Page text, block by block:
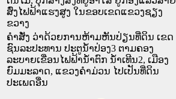
ສົ່ງໄຟຟ້າແຮງສູງ ໃນຂອບເຂດແຂວງຊຽງ
ຂວາງ
ຄຳສັ່ງ ວ່າດ້ວຍການຫ້າມຫັນປ່ຽນທີ່ດິນ ເຂດ
ຊົນລະປະທານ ປະຕູນ້ຳປ່ອງ3 ຕາມຄອງ
ລະບາຍເຂື່ອນໄຟຟ້ານ້ຳຕົກ ນ້ຳເທີນ2, ເມືອງ
ຍົມມະລາດ, ແຂວງຄຳມ່ວນ ໄປເປັນທີ່ດິນ
ປະເພດອື່ນ